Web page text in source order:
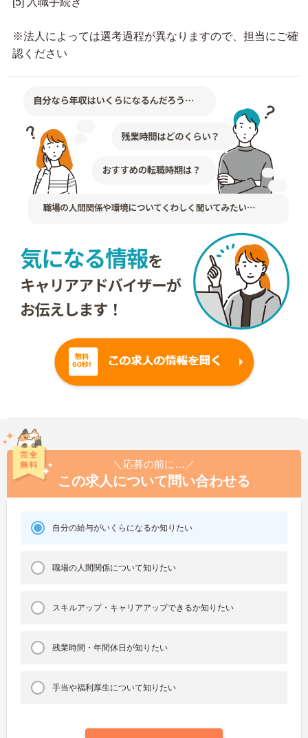
※法人によっては選考過程が異なりますので、担当にご確
認ください
＼応募の前に…／
この求人について問い合わせる
自分の給与がいくらになるか知りたい
職場の人間関係について知りたい
スキルアップ・キャリアアップできるか知りたい
残業時間・年間休日が知りたい
手当や福利厚生について知りたい